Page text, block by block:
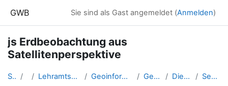
GWB Sie sind als Gast angemeldet (Anmelden)
js Erdbeobachtung aus
Satellitenperspektive
Startseite Kurse Lehramtsausbildung GW im Cluster Österreich Mitte Geoinformation und Geokommunikation (GW B 5.1) Geomedien_Satellitenbild Die Beobachtung der Erde Sentinel-Family Überblick